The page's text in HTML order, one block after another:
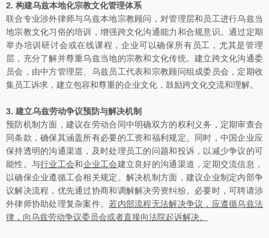
2. 构建乌兹本地化宗教文化管理体系
联合专业涉外律师与乌兹本地宗教顾问，对管理层和员工进行乌兹当
地宗教文化习俗的培训，增强跨文化沟通能力和合规意识。通过定期
举办培训研讨会或在线课程，企业可以确保所有员工，尤其是管理
层，充分了解并尊重乌兹当地的宗教和文化传统。建立跨文化沟通委
员会，由中方管理层、乌兹员工代表和宗教顾问组成委员会，定期收
集员工诉求，建立包容和尊重的企业文化，鼓励跨文化交流和理解。
3. 建立乌兹劳动争议预防与解决机制
预防机制方面，建议在劳动合同中明确双方的权利义务，定期审查合
同条款，确保其涵盖所有必要的工资和福利规定。同时，中国企业应
保持透明的沟通渠道，及时处理员工的问题和投诉，以减少争议的可
能性。与行业工会和企业工会建立良好的沟通渠道，定期交流信息，
以确保企业遵循工会相关规定。解决机制方面，建议企业制定内部争
议解决流程，优先通过协商和调解解决劳资纠纷。必要时，可聘请涉
外律师协助处理复杂案件。若内部流程无法解决争议，应遵循乌兹法
律，向乌兹劳动争议委员会或者直接向法院起诉解决。